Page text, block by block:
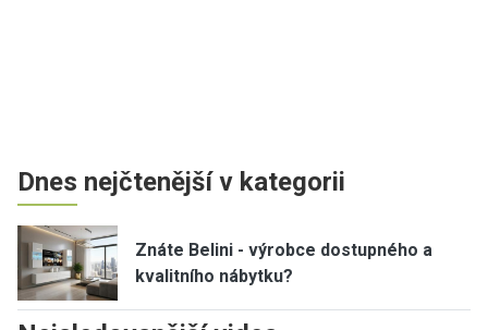
Dnes nejčtenější v kategorii
Znáte Belini - výrobce dostupného a
kvalitního nábytku?